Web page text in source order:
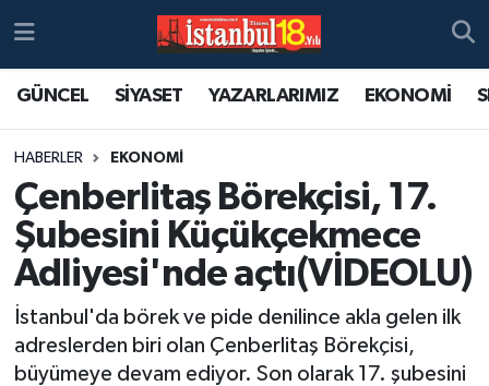
GÜNCEL SİYASET YAZARLARIMIZ EKONOMİ
HABERLER EKONOMİ
Çenberlitaş Börekçisi, 17.
Şubesini Küçükçekmece
Adliyesi'nde açtı(VİDEOLU)
İstanbul'da börek ve pide denilince akla gelen ilk
adreslerden biri olan Çenberlitaş Börekçisi,
büyümeye devam ediyor. Son olarak 17. şubesini